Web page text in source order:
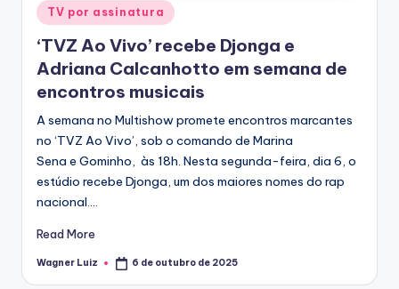
Posted
in
TV por assinatura
‘TVZ Ao Vivo’ recebe Djonga e
Adriana Calcanhotto em semana de
encontros musicais
A semana no Multishow promete encontros marcantes
no ‘TVZ Ao Vivo’, sob o comando de Marina
Sena e Gominho, às 18h. Nesta segunda-feira, dia 6, o
estúdio recebe Djonga, um dos maiores nomes do rap
nacional.…
Read More
Posted
Wagner Luiz 6 de outubro de 2025